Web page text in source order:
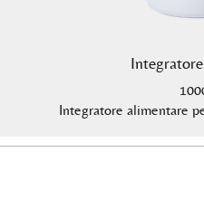
Integratore alimentare